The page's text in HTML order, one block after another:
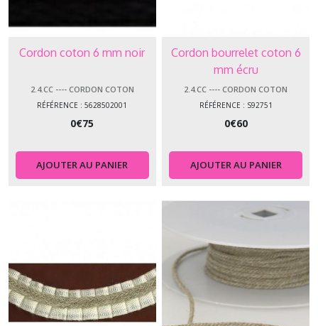
Cordon coton 6 mm noir
2.4.CC ---- CORDON COTON
RÉFÉRENCE : 5628502001
0€75
AJOUTER AU PANIER
Cordon bourrelet coton 6
mm écru
2.4.CC ---- CORDON COTON
RÉFÉRENCE : S92751
0€60
AJOUTER AU PANIER